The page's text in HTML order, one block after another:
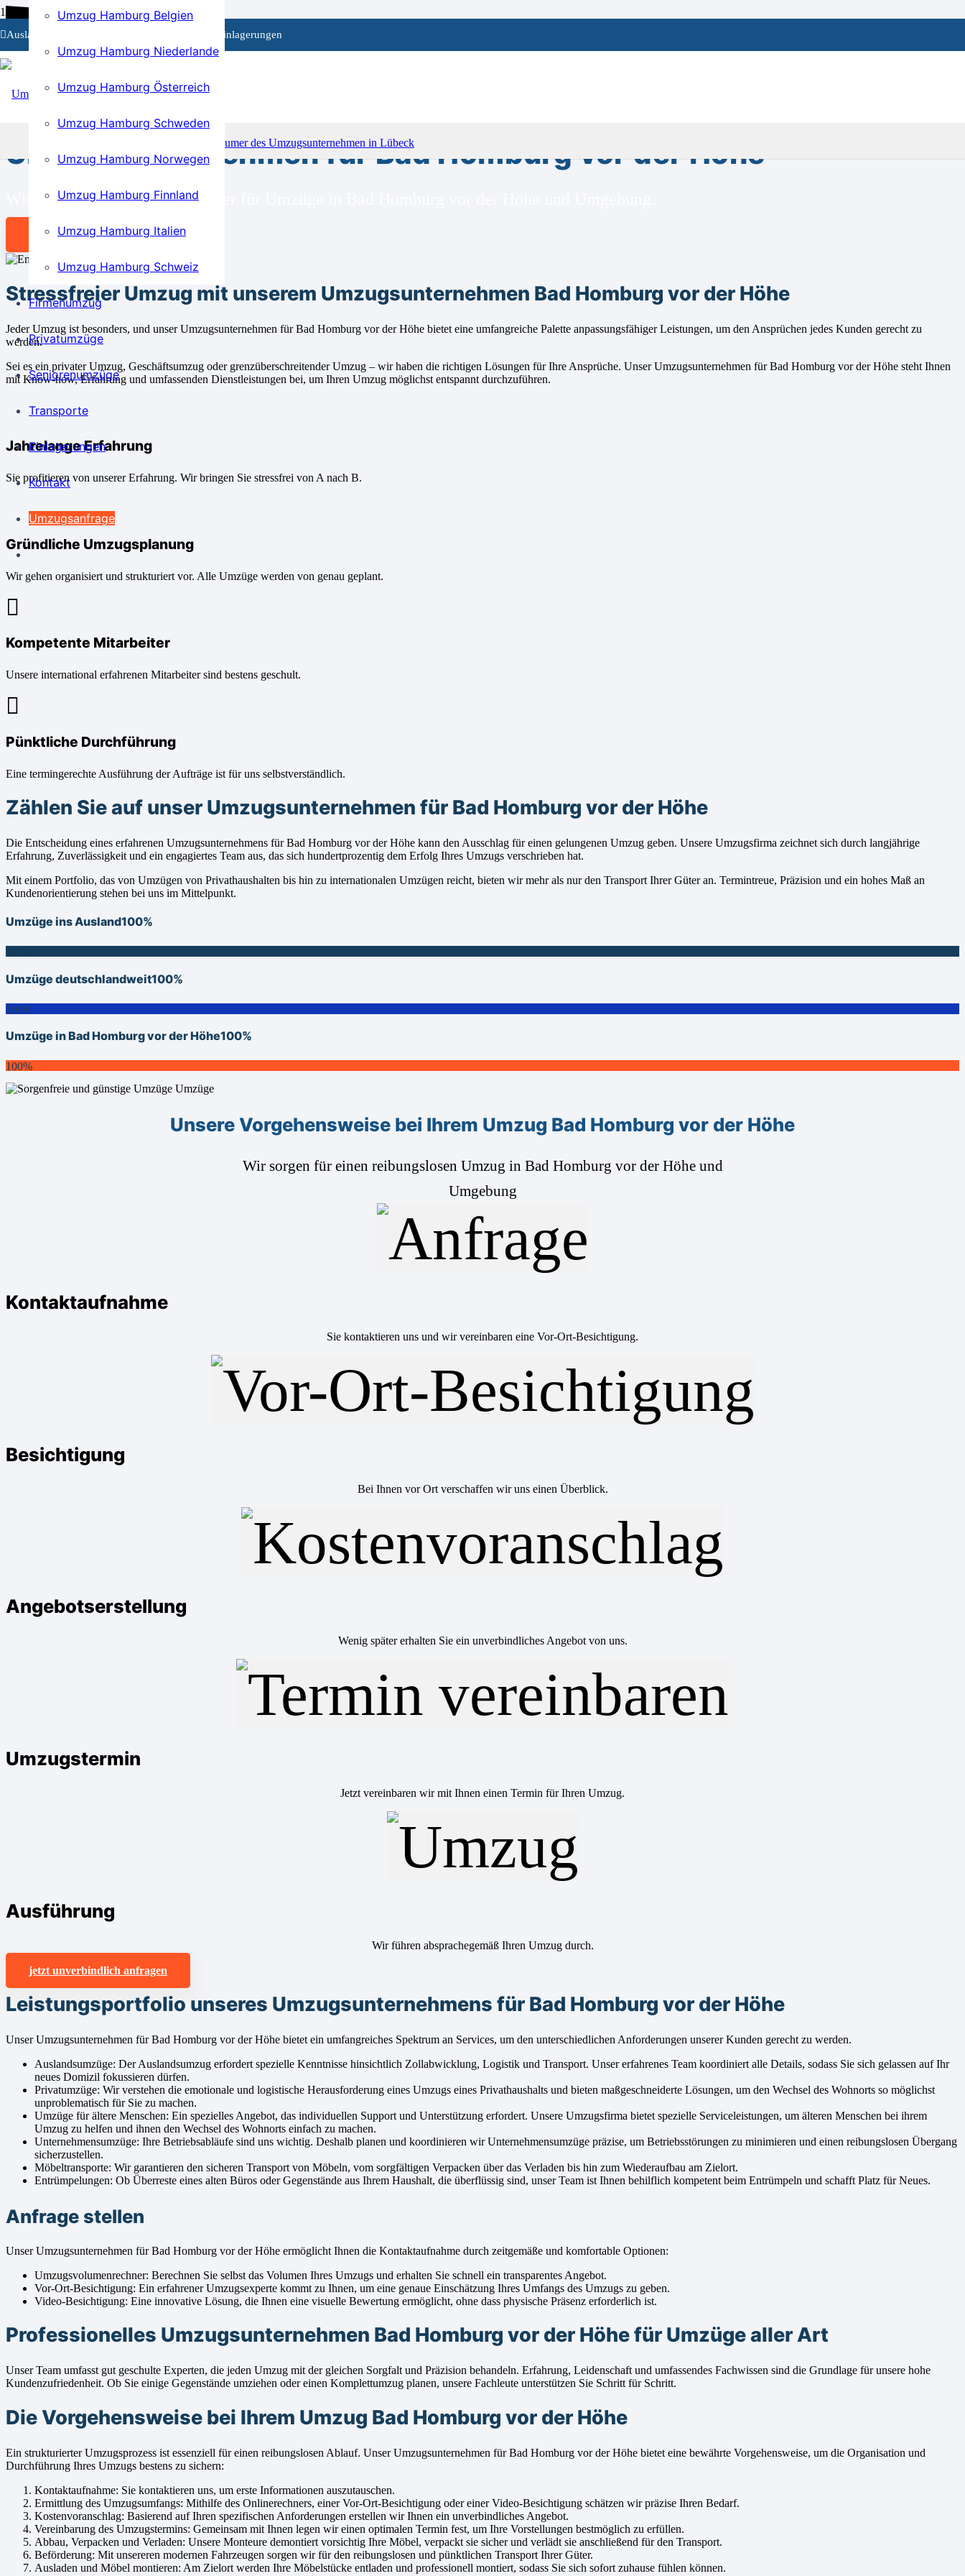
Auslandsumzüge Einlagerungen
Umzug Hamburg Belgien
Umzug Hamburg Niederlande
Umzug Hamburg Österreich
Umzug Hamburg Schweden
Umzug Hamburg Norwegen
Umzug Hamburg Finnland
Umzug Hamburg Italien
Umzug Hamburg Schweiz
Firmenumzug
Privatumzüge
Seniorenumzüge
Transporte
Einlagerungen
Kontakt
Umzugsanfrage
BEI UNS SIND SIE RICHTIG!
Umzugsunternehmen für Bad Homburg vor der Höhe
Wir sind Ihr kompetenter Partner für Umzüge in Bad Homburg vor der Höhe und Umgebung.
Angebot anfordern
Stressfreier Umzug mit unserem Umzugsunternehmen Bad Homburg vor der Höhe
Jeder Umzug ist besonders, und unser Umzugsunternehmen für Bad Homburg vor der Höhe bietet eine umfangreiche Palette anpassungsfähiger Leistungen, um den Ansprüchen jedes Kunden gerecht zu
werden.
Sei es ein privater Umzug, Geschäftsumzug oder grenzüberschreitender Umzug – wir haben die richtigen Lösungen für Ihre Ansprüche. Unser Umzugsunternehmen für Bad Homburg vor der Höhe steht Ihnen
mit Know-how, Erfahrung und umfassenden Dienstleistungen bei, um Ihren Umzug möglichst entspannt durchzuführen.
Jahrelange Erfahrung
Sie profitieren von unserer Erfahrung. Wir bringen Sie stressfrei von A nach B.
Gründliche Umzugsplanung
Wir gehen organisiert und strukturiert vor. Alle Umzüge werden von genau geplant.
Kompetente Mitarbeiter
Unsere international erfahrenen Mitarbeiter sind bestens geschult.
Pünktliche Durchführung
Eine termingerechte Ausführung der Aufträge ist für uns selbstverständlich.
Zählen Sie auf unser Umzugsunternehmen für Bad Homburg vor der Höhe
Die Entscheidung eines erfahrenen Umzugsunternehmens für Bad Homburg vor der Höhe kann den Ausschlag für einen gelungenen Umzug geben. Unsere Umzugsfirma zeichnet sich durch langjährige
Erfahrung, Zuverlässigkeit und ein engagiertes Team aus, das sich hundertprozentig dem Erfolg Ihres Umzugs verschrieben hat.
Mit einem Portfolio, das von Umzügen von Privathaushalten bis hin zu internationalen Umzügen reicht, bieten wir mehr als nur den Transport Ihrer Güter an. Termintreue, Präzision und ein hohes Maß an
Kundenorientierung stehen bei uns im Mittelpunkt.
Umzüge ins Ausland100%
Umzüge deutschlandweit100%
100%
Umzüge in Bad Homburg vor der Höhe100%
100%
Unsere Vorgehensweise bei Ihrem Umzug Bad Homburg vor der Höhe
Wir sorgen für einen reibungslosen Umzug in Bad Homburg vor der Höhe und
Umgebung
Kontaktaufnahme
Sie kontaktieren uns und wir vereinbaren eine Vor-Ort-Besichtigung.
Besichtigung
Bei Ihnen vor Ort verschaffen wir uns einen Überblick.
Angebotserstellung
Wenig später erhalten Sie ein unverbindliches Angebot von uns.
Umzugstermin
Jetzt vereinbaren wir mit Ihnen einen Termin für Ihren Umzug.
Ausführung
Wir führen absprachegemäß Ihren Umzug durch.
jetzt unverbindlich anfragen
Leistungsportfolio unseres Umzugsunternehmens für Bad Homburg vor der Höhe
Unser Umzugsunternehmen für Bad Homburg vor der Höhe bietet ein umfangreiches Spektrum an Services, um den unterschiedlichen Anforderungen unserer Kunden gerecht zu werden.
Auslandsumzüge: Der Auslandsumzug erfordert spezielle Kenntnisse hinsichtlich Zollabwicklung, Logistik und Transport. Unser erfahrenes Team koordiniert alle Details, sodass Sie sich gelassen auf Ihr
neues Domizil fokussieren dürfen.
Privatumzüge: Wir verstehen die emotionale und logistische Herausforderung eines Umzugs eines Privathaushalts und bieten maßgeschneiderte Lösungen, um den Wechsel des Wohnorts so möglichst
unproblematisch für Sie zu machen.
Umzüge für ältere Menschen: Ein spezielles Angebot, das individuellen Support und Unterstützung erfordert. Unsere Umzugsfirma bietet spezielle Serviceleistungen, um älteren Menschen bei ihrem
Umzug zu helfen und ihnen den Wechsel des Wohnorts einfach zu machen.
Unternehmensumzüge: Ihre Betriebsabläufe sind uns wichtig. Deshalb planen und koordinieren wir Unternehmensumzüge präzise, um Betriebsstörungen zu minimieren und einen reibungslosen Übergang
sicherzustellen.
Möbeltransporte: Wir garantieren den sicheren Transport von Möbeln, vom sorgfältigen Verpacken über das Verladen bis hin zum Wiederaufbau am Zielort.
Entrümpelungen: Ob Überreste eines alten Büros oder Gegenstände aus Ihrem Haushalt, die überflüssig sind, unser Team ist Ihnen behilflich kompetent beim Entrümpeln und schafft Platz für Neues.
Anfrage stellen
Unser Umzugsunternehmen für Bad Homburg vor der Höhe ermöglicht Ihnen die Kontaktaufnahme durch zeitgemäße und komfortable Optionen:
Umzugsvolumenrechner: Berechnen Sie selbst das Volumen Ihres Umzugs und erhalten Sie schnell ein transparentes Angebot.
Vor-Ort-Besichtigung: Ein erfahrener Umzugsexperte kommt zu Ihnen, um eine genaue Einschätzung Ihres Umfangs des Umzugs zu geben.
Video-Besichtigung: Eine innovative Lösung, die Ihnen eine visuelle Bewertung ermöglicht, ohne dass physische Präsenz erforderlich ist.
Professionelles Umzugsunternehmen Bad Homburg vor der Höhe für Umzüge aller Art
Unser Team umfasst gut geschulte Experten, die jeden Umzug mit der gleichen Sorgfalt und Präzision behandeln. Erfahrung, Leidenschaft und umfassendes Fachwissen sind die Grundlage für unsere hohe
Kundenzufriedenheit. Ob Sie einige Gegenstände umziehen oder einen Komplettumzug planen, unsere Fachleute unterstützen Sie Schritt für Schritt.
Die Vorgehensweise bei Ihrem Umzug Bad Homburg vor der Höhe
Ein strukturierter Umzugsprozess ist essenziell für einen reibungslosen Ablauf. Unser Umzugsunternehmen für Bad Homburg vor der Höhe bietet eine bewährte Vorgehensweise, um die Organisation und
Durchführung Ihres Umzugs bestens zu sichern:
Kontaktaufnahme: Sie kontaktieren uns, um erste Informationen auszutauschen.
Ermittlung des Umzugsumfangs: Mithilfe des Onlinerechners, einer Vor-Ort-Besichtigung oder einer Video-Besichtigung schätzen wir präzise Ihren Bedarf.
Kostenvoranschlag: Basierend auf Ihren spezifischen Anforderungen erstellen wir Ihnen ein unverbindliches Angebot.
Vereinbarung des Umzugstermins: Gemeinsam mit Ihnen legen wir einen optimalen Termin fest, um Ihre Vorstellungen bestmöglich zu erfüllen.
Abbau, Verpacken und Verladen: Unsere Monteure demontiert vorsichtig Ihre Möbel, verpackt sie sicher und verlädt sie anschließend für den Transport.
Beförderung: Mit unsereren modernen Fahrzeugen sorgen wir für den reibungslosen und pünktlichen Transport Ihrer Güter.
Ausladen und Möbel montieren: Am Zielort werden Ihre Möbelstücke entladen und professionell montiert, sodass Sie sich sofort zuhause fühlen können.